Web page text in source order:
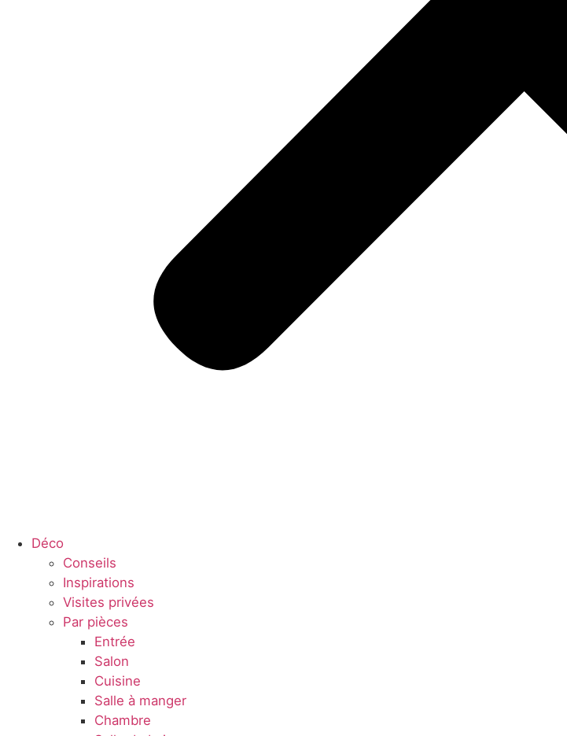
Déco
Conseils
Inspirations
Visites privées
Par pièces
Entrée
Salon
Cuisine
Salle à manger
Chambre